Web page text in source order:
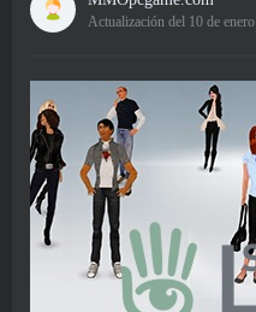
Actualización del 10 de enero